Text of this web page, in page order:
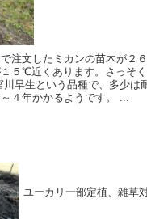
注文したミカンの苗木が２
５℃近くあります。さっそ
川早生という品種で、多少は
４年かかるようです。 ...
ユーカリ一部定植、雑草